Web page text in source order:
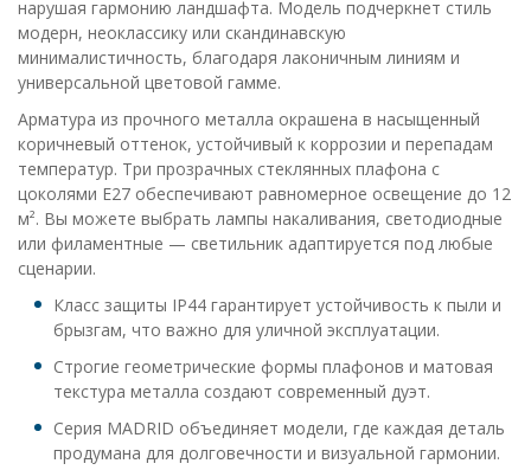
нарушая гармонию ландшафта. Модель подчеркнет стиль
модерн, неоклассику или скандинавскую
минималистичность, благодаря лаконичным линиям и
универсальной цветовой гамме.
Арматура из прочного металла окрашена в насыщенный
коричневый оттенок, устойчивый к коррозии и перепадам
температур. Три прозрачных стеклянных плафона с
цоколями E27 обеспечивают равномерное освещение до 12
м². Вы можете выбрать лампы накаливания, светодиодные
или филаментные — светильник адаптируется под любые
сценарии.
Класс защиты IP44 гарантирует устойчивость к пыли и
брызгам, что важно для уличной эксплуатации.
Строгие геометрические формы плафонов и матовая
текстура металла создают современный дуэт.
Серия MADRID объединяет модели, где каждая деталь
продумана для долговечности и визуальной гармонии.